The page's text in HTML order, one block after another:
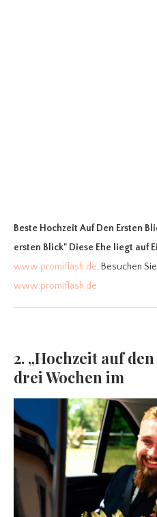
Beste Hochzeit Auf Den Ersten
ersten Blick" Diese Ehe liegt auf
www.promiflash.de. Besuchen
www.promiflash.de
2. „Hochzeit auf
drei Wochen im